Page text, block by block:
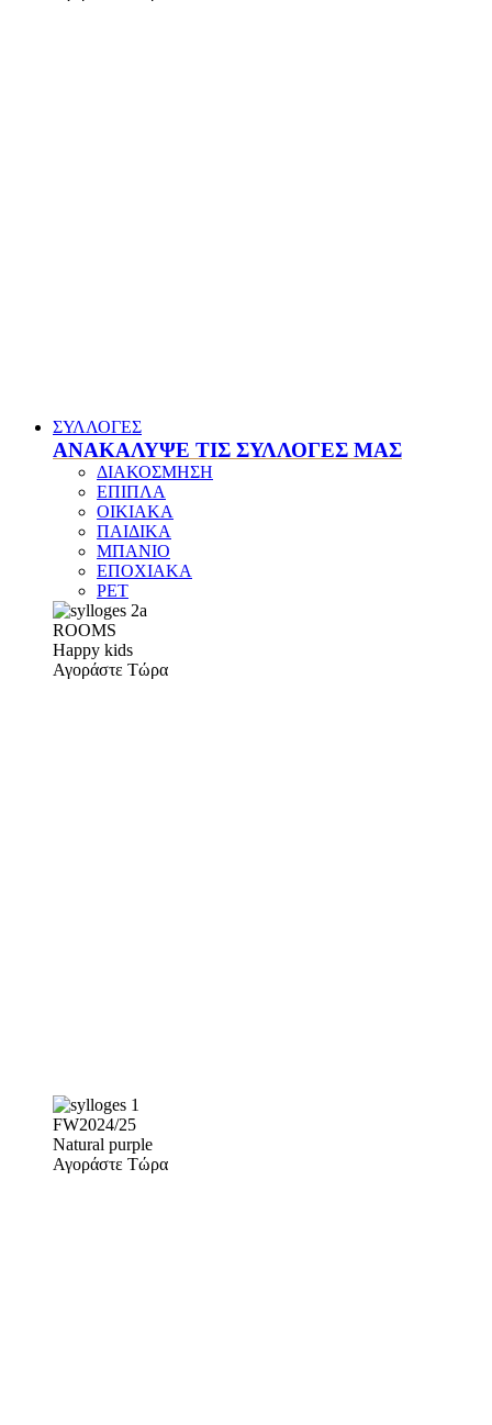
ΣΥΛΛΟΓΕΣ
ΑΝΑΚΑΛΥΨΕ ΤΙΣ ΣΥΛΛΟΓΕΣ ΜΑΣ
ΔΙΑΚΟΣΜΗΣΗ
ΕΠΙΠΛΑ
ΟΙΚΙΑΚΑ
ΠΑΙΔΙΚΑ
ΜΠΑΝΙΟ
ΕΠΟΧΙΑΚΑ
PET
ROOMS
Happy kids
Αγοράστε Τώρα
FW2024/25
Natural purple
Αγοράστε Τώρα